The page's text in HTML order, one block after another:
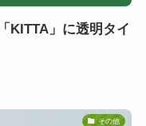
KITTA」に透明タイ
その他